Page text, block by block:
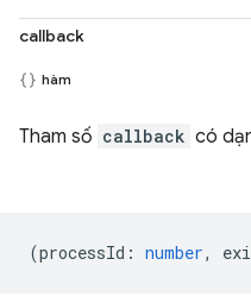
callback
hàm
Tham số callback có
(processId : number,